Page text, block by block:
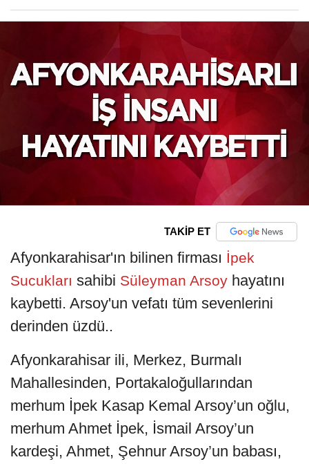
TAKİP ET
Afyonkarahisar'ın bilinen firması İpek
Sucukları sahibi Süleyman Arsoy hayatını
kaybetti. Arsoy'un vefatı tüm sevenlerini
derinden üzdü..
Afyonkarahisar ili, Merkez, Burmalı
Mahallesinden, Portakaloğullarından
merhum İpek Kasap Kemal Arsoy’un oğlu,
merhum Ahmet İpek, İsmail Arsoy’un
kardeşi, Ahmet, Şehnur Arsoy’un babası,